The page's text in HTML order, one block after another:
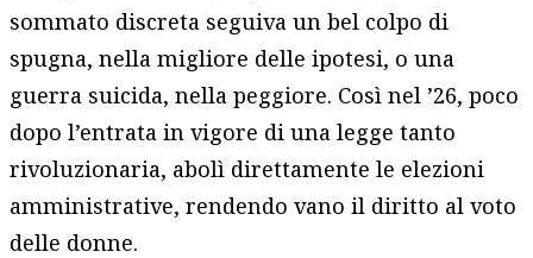
sommato discreta seguiva un bel colpo di
spugna, nella migliore delle ipotesi, o una
guerra suicida, nella peggiore. Così nel ’26, poco
dopo l’entrata in vigore di una legge tanto
rivoluzionaria, abolì direttamente le elezioni
amministrative, rendendo vano il diritto al voto
delle donne.